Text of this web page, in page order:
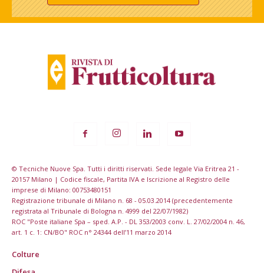
© Tecniche Nuove Spa. Tutti i diritti riservati. Sede legale Via Eritrea 21 -
20157 Milano | Codice fiscale, Partita IVA e Iscrizione al Registro delle
imprese di Milano: 00753480151
Registrazione tribunale di Milano n. 68 - 05.03.2014 (precedentemente
registrata al Tribunale di Bologna n. 4999 del 22/07/1982)
ROC "Poste italiane Spa – sped. A.P. - DL 353/2003 conv. L. 27/02/2004 n. 46,
art. 1 c. 1: CN/BO" ROC n° 24344 dell’11 marzo 2014
Colture